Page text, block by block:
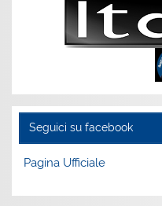
Seguici su facebook
Pagina Ufficiale